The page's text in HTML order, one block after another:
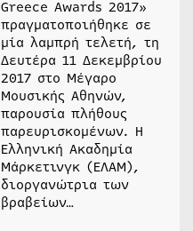
Greece Awards 2017»
πραγματοποιήθηκε σε
μία λαμπρή τελετή, τη
Δευτέρα 11 Δεκεμβρίου
2017 στο Μέγαρο
Μουσικής Αθηνών,
παρουσία πλήθους
παρευρισκομένων. Η
Ελληνική Ακαδημία
Μάρκετινγκ (ΕΛΑΜ),
διοργανώτρια των
βραβείων…